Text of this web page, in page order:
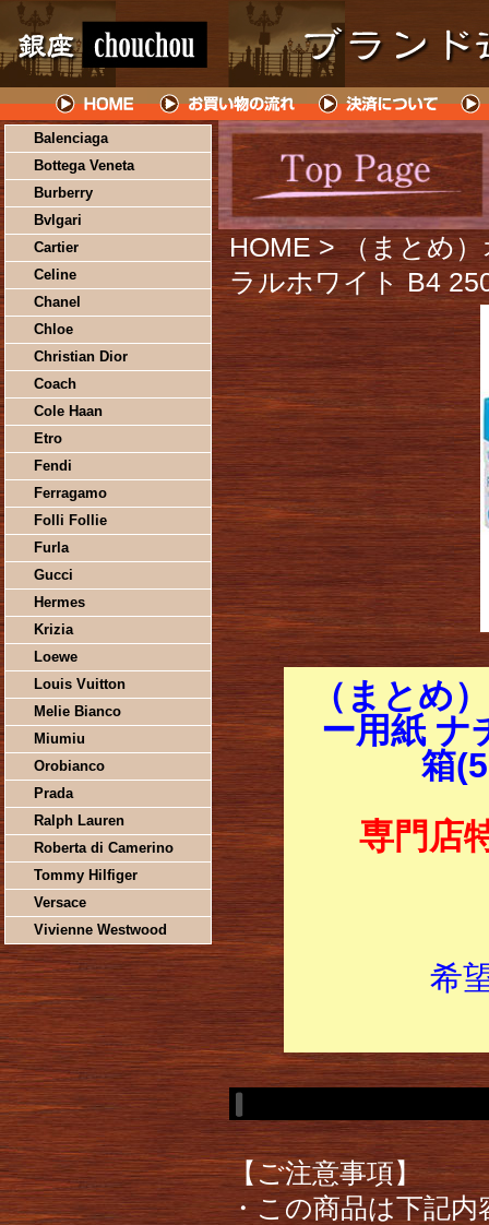
Balenciaga
Bottega Veneta
Burberry
Bvlgari
Cartier
Celine
Chanel
Chloe
Christian Dior
Coach
Cole Haan
Etro
Fendi
Ferragamo
Folli Follie
Furla
Gucci
Hermes
Krizia
Loewe
Louis Vuitton
Melie Bianco
Miumiu
Orobianco
Prada
Ralph Lauren
Roberta di Camerino
Tommy Hilfiger
Versace
Vivienne Westwood
HOME > （まとめ
ラルホワイト B4
（まとめ
ー用紙 ナ
箱
専門店
希
【ご注意事項】
・この商品は下記